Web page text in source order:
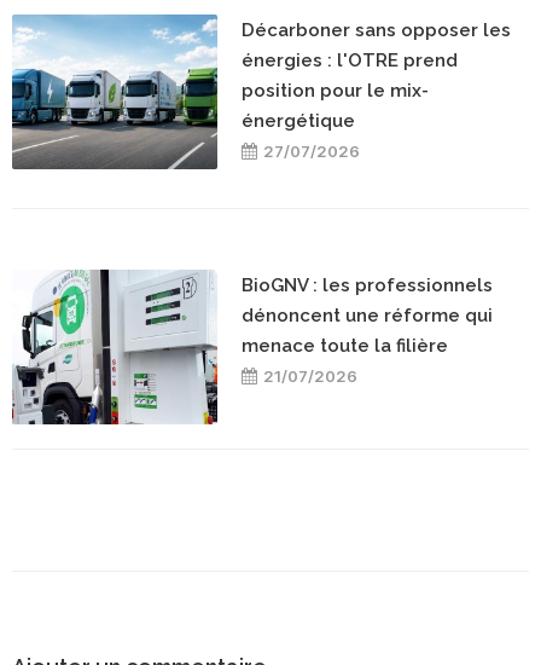
Décarboner sans opposer les
énergies : l'OTRE prend
position pour le mix-
énergétique
27/07/2026
BioGNV : les professionnels
dénoncent une réforme qui
menace toute la filière
21/07/2026